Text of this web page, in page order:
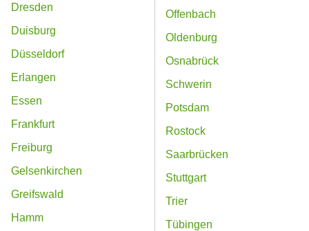
Dresden
Duisburg
Düsseldorf
Erlangen
Essen
Frankfurt
Freiburg
Gelsenkirchen
Greifswald
Hamm
Offenbach
Oldenburg
Osnabrück
Schwerin
Potsdam
Rostock
Saarbrücken
Stuttgart
Trier
Tübingen